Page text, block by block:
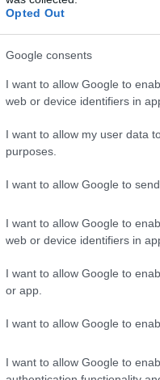
Opted Out
Google consents
I want to allow Google to
web or device identifiers in
I want to allow my user data
purposes.
I want to allow Google to
I want to allow Google to
web or device identifiers in
I want to allow Google to
or app.
I want to allow Google to
I want to allow Google to
ladybehindthecourtain.com